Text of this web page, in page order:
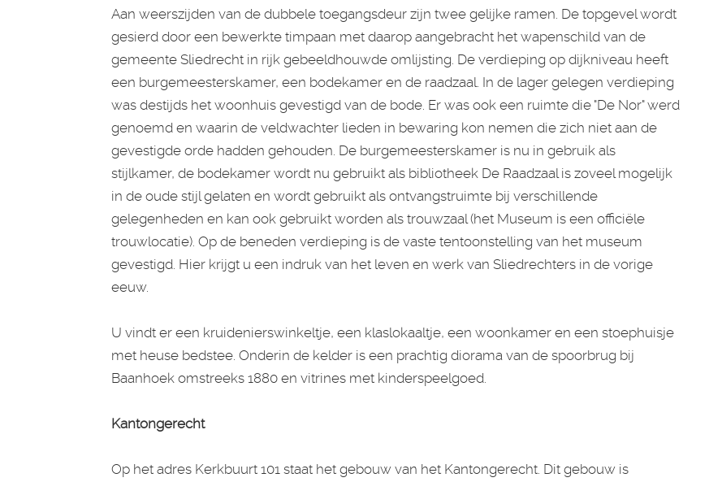
Aan weerszijden van de dubbele toegangsdeur zijn twee gelijke ramen. De topgevel wordt
gesierd door een bewerkte timpaan met daarop aangebracht het wapenschild van de
gemeente Sliedrecht in rijk gebeeldhouwde omlijsting. De verdieping op dijkniveau heeft
een burgemeesterskamer, een bodekamer en de raadzaal. In de lager gelegen verdieping
was destijds het woonhuis gevestigd van de bode. Er was ook een ruimte die "De Nor" werd
genoemd en waarin de veldwachter lieden in bewaring kon nemen die zich niet aan de
gevestigde orde hadden gehouden. De burgemeesterskamer is nu in gebruik als
stijlkamer, de bodekamer wordt nu gebruikt als bibliotheek De Raadzaal is zoveel mogelijk
in de oude stijl gelaten en wordt gebruikt als ontvangstruimte bij verschillende
gelegenheden en kan ook gebruikt worden als trouwzaal (het Museum is een officiële
trouwlocatie). Op de beneden verdieping is de vaste tentoonstelling van het museum
gevestigd. Hier krijgt u een indruk van het leven en werk van Sliedrechters in de vorige
eeuw.
U vindt er een kruidenierswinkeltje, een klaslokaaltje, een woonkamer en een stoephuisje
met heuse bedstee. Onderin de kelder is een prachtig diorama van de spoorbrug bij
Baanhoek omstreeks 1880 en vitrines met kinderspeelgoed.
Kantongerecht
Op het adres Kerkbuurt 101 staat het gebouw van het Kantongerecht. Dit gebouw is